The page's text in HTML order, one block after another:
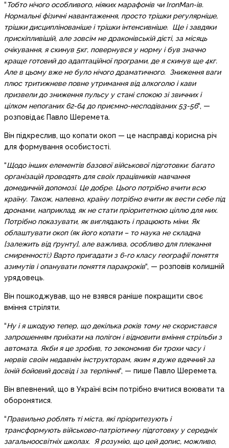
“Тобто нічого особливого, ніяких марафонів чи IronMan-ів.
Нормальні фізичні навантаження, просто трішки регулярніше,
трішки дисциплінованіше і трішки інтенсивніше. Ще і завдяки
прискіпливішій, але зовсім не драконівській дієті, за місяць
очікування, я скинув 5кг, повернувся у норму і був значно
краще готовий до адаптаційної програми, де я скинув ще 4кг.
Але в цьому вже не було нічого драматичного. Зниження ваги
плюс тритижневе повне утримання від алкоголю і кави
призвели до зниження пульсу у стані спокою зі звичних і
цілком непоганих 62-64 до приємно-несподіваних 53-56“, —
розповідає Павло Шеремета.
Він підкреслив, що копати окоп — це насправді корисна річ
для формування особистості.
“Щодо інших елементів базової військової підготовки: багато
організацій проводять для своїх працівників навчання
домедичній допомозі. Це добре. Цього потрібно вчити всю
країну. Також, напевно, країну потрібно вчити як вести себе під
дронами, наприклад, як не стати пріоритетною ціллю для них.
Потрібно показувати, як виглядають і працюють міни. Як
облаштувати окоп (як його копати – то наука не складна
[залежить від ґрунту], але важлива, особливо для плекання
смиренності;) Варто пригадати з 6-го класу географії поняття
азимутів і опанувати поняття паракроків“, — розповів колишній
урядовець.
Він пошкоджував, що не взявся раніше покращити своє
вміння стріляти.
“Ну і я шкодую тепер, що декілька років тому не скористався
запрошенням приїхати на полігон і відновити вміння стрільби з
автомата. Якби я це зробив, то зекономив би трохи часу і
нервів своїм недавнім інструкторам, яким я дуже вдячний за
їхній бойовий досвід і за терпіння“, — пише Павло Шеремета.
Він впевнений, що в Україні всім потрібно вчитися воювати та
оборонятися.
“Правильно роблять ті міста, які пріоритезують і
трансформують військово-патріотичну підготовку у середніх
загальноосвітніх школах. Я розумію, що цей допис, можливо,